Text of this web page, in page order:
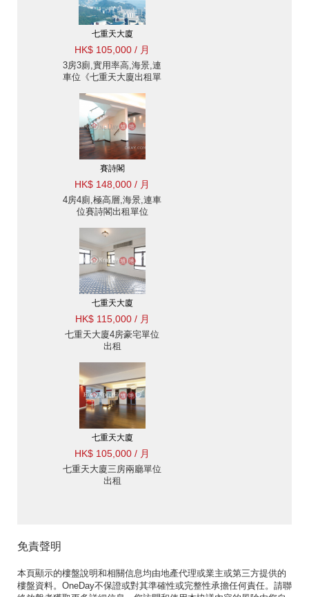
七重天大廈
HK$ 105,000 / 月
3房3廁,實用率高,海景,連
車位《七重天大廈出租單
賽詩閣
HK$ 148,000 / 月
4房4廁,極高層,海景,連車
位賽詩閣出租單位
七重天大廈
HK$ 115,000 / 月
七重天大廈4房豪宅單位
出租
七重天大廈
HK$ 105,000 / 月
七重天大廈三房兩廳單位
出租
免責聲明
本頁顯示的樓盤說明和相關信息均由地產代理或業主或第三方提供的
樓盤資料。OneDay不保證或對其準確性或完整性承擔任何責任。請聯